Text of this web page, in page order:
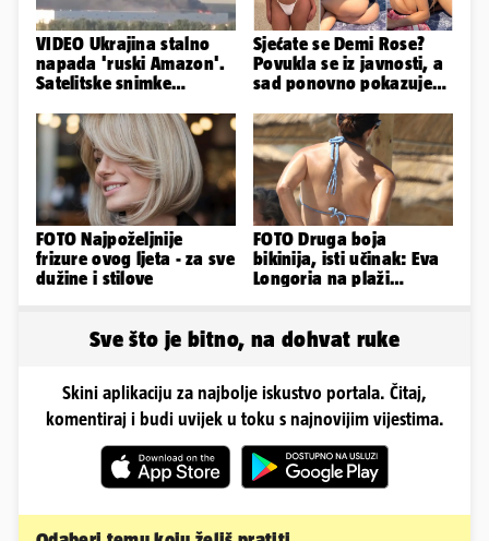
VIDEO Ukrajina stalno
napada 'ruski Amazon'.
Satelitske snimke
Sjećate se Demi Rose?
Povukla se iz javnosti, a
sad ponovno pokazuje
FOTO Najpoželjnije
frizure ovog ljeta - za sve
dužine i stilove
FOTO Druga boja
bikinija, isti učinak: Eva
Longoria na plaži
Sve što je bitno, na dohvat ruke
Skini aplikaciju za najbolje iskustvo portala. Čitaj,
komentiraj i budi uvijek u toku s najnovijim vijestima.